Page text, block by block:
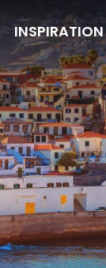
INSPIRATION